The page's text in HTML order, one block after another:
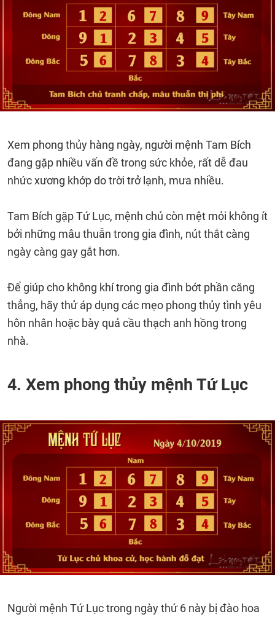
Xem phong thủy hàng ngày, người mệnh Tam Bích
đang gặp nhiều vấn đề trong sức khỏe, rất dễ đau
nhức xương khớp do trời trở lạnh, mưa nhiều.
Tam Bích gặp Tứ Lục, mệnh chủ còn mệt mỏi không ít
bởi những mâu thuẫn trong gia đình, nút thắt càng
ngày càng gay gắt hơn.
Để giúp cho không khí trong gia đình bớt phần căng
thẳng, hãy thử áp dụng các mẹo phong thủy tình yêu
hôn nhân hoặc bày quả cầu thạch anh hồng trong
nhà.
4. Xem phong thủy mệnh Tứ Lục
Người mệnh Tứ Lục trong ngày thứ 6 này bị đào hoa